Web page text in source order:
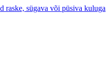
raske, sügava või püsiva kuluga